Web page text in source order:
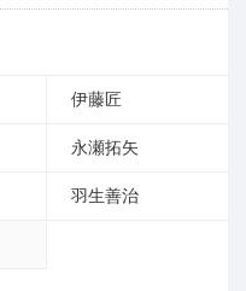
伊藤匠
永瀬拓矢
羽生善治